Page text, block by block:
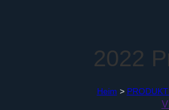
2022
Heim >